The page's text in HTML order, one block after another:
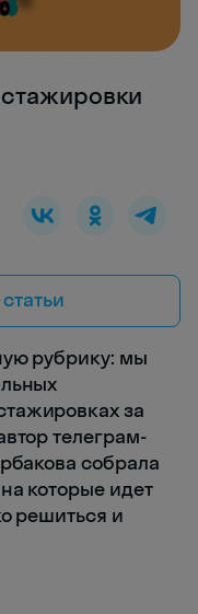
рубрику: мы
за
телеграм-
собрала
которые идет
решиться и